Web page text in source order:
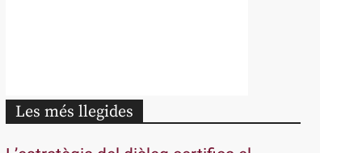
Les més llegides